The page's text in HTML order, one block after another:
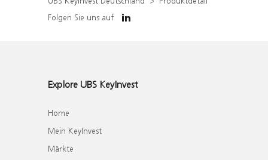
Folgen Sie uns auf
Explore UBS KeyInvest
Home
Mein KeyInvest
Märkte